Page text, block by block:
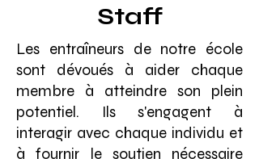
Staff
Les entraîneurs de notre école
sont dévoués à aider chaque
membre à atteindre son plein
potentiel. Ils s'engagent à
interagir avec chaque individu et
à fournir le soutien nécessaire